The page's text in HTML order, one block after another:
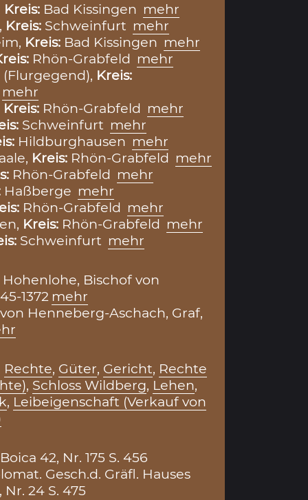
Kreis: Bad Kissingen mehr
Kreis: Schweinfurt mehr
Kreis: Bad Kissingen mehr
Rhön-Grabfeld mehr
Kreis:
mehr
Kreis: Rhön-Grabfeld mehr
Schweinfurt mehr
Hildburghausen mehr
Kreis: Rhön-Grabfeld mehr
Rhön-Grabfeld mehr
Haßberge mehr
Rhön-Grabfeld mehr
Kreis: Rhön-Grabfeld mehr
Schweinfurt mehr
Bischof von
1372 mehr
Henneberg-Aschach, Graf,
Rechte, Güter, Gericht, Rechte
, Schloss Wildberg, Lehen,
, Leibeigenschaft (Verkauf von
42, Nr. 175 S. 456
Gesch.d. Gräfl. Hauses
24 S. 475